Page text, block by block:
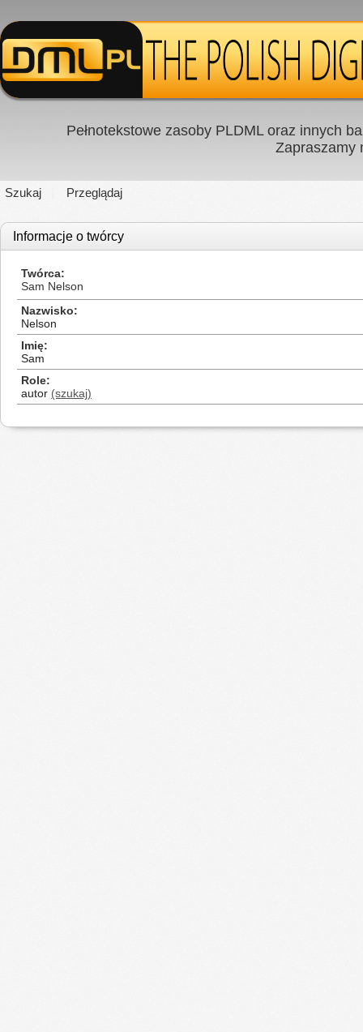
Pełnotekstowe zasoby PLDML oraz innych
Zapraszamy
Szukaj Przeglądaj
Informacje o twórcy
Twórca
Sam Nelson
Nazwisko
Nelson
Imię
Sam
Role
autor (szukaj)